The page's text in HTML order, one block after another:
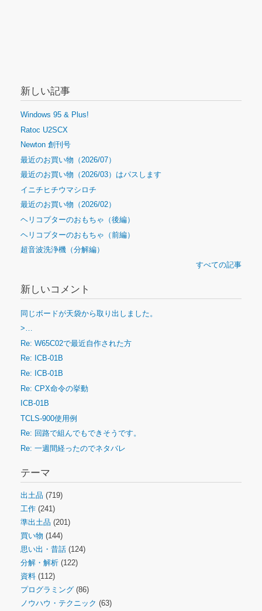
新しい記事
Windows 95 & Plus!
Ratoc U2SCX
Newton 創刊号
最近のお買い物（2026/07）
最近のお買い物（2026/03）はパスします
イニチヒチウマシロチ
最近のお買い物（2026/02）
ヘリコプターのおもちゃ（後編）
ヘリコプターのおもちゃ（前編）
超音波洗浄機（分解編）
すべての記事
新しいコメント
同じボードが天袋から取り出しました。
>…
Re: W65C02で最近自作された方
Re: ICB-01B
Re: ICB-01B
Re: CPX命令の挙動
ICB-01B
TCLS-900使用例
Re: 回路で組んでもできそうです。
Re: 一週間経ったのでネタバレ
テーマ
出土品 (719)
工作 (241)
準出土品 (201)
買い物 (144)
思い出・昔話 (124)
分解・解析 (122)
資料 (112)
プログラミング (86)
ノウハウ・テクニック (63)